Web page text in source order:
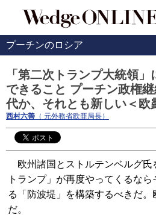
プーチンのロシア
「第二次トランプ大統領
できること プーチン政権
代か、それとも新しい＜欧
西村六善 （ 元外務省欧亜局長）
欧州諸国とストルテンベルグ氏
トランプ」が再度やってくるな
る「防波堤」を構築するべきだ
だ。